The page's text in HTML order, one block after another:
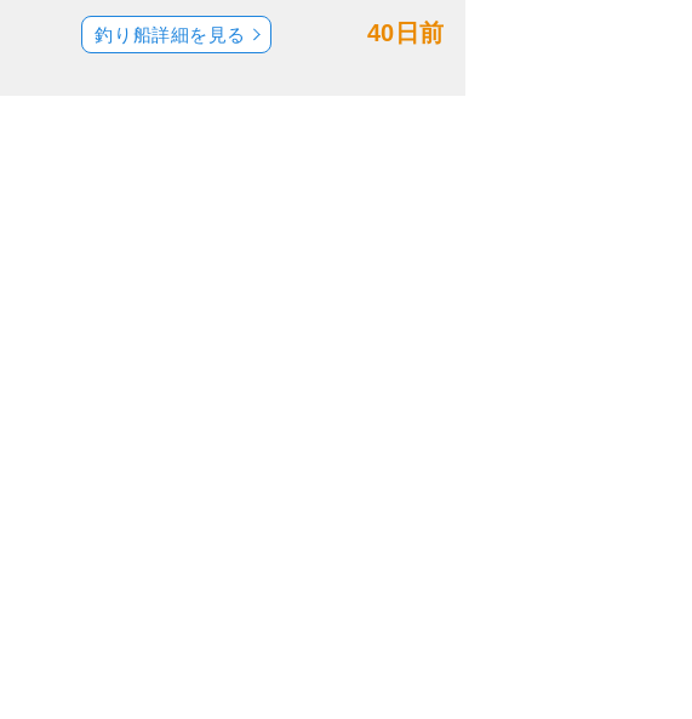
40日前
釣り船詳細を見る